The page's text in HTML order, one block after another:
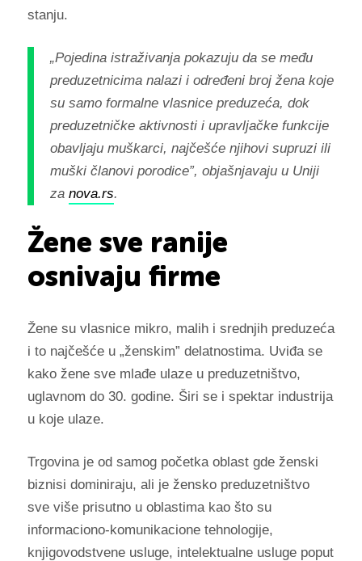
stanju.
„Pojedina istraživanja pokazuju da se među
preduzetnicima nalazi i određeni broj žena koje
su samo formalne vlasnice preduzeća, dok
preduzetničke aktivnosti i upravljačke funkcije
obavljaju muškarci, najčešće njihovi supruzi ili
muški članovi porodice”, objašnjavaju u Uniji
za nova.rs.
Žene sve ranije
osnivaju firme
Žene su vlasnice mikro, malih i srednjih preduzeća
i to najčešće u „ženskim” delatnostima. Uviđa se
kako žene sve mlađe ulaze u preduzetništvo,
uglavnom do 30. godine. Širi se i spektar industrija
u koje ulaze.
Trgovina je od samog početka oblast gde ženski
biznisi dominiraju, ali je žensko preduzetništvo
sve više prisutno u oblastima kao što su
informaciono-komunikacione tehnologije,
knjigovodstvene usluge, intelektualne usluge poput